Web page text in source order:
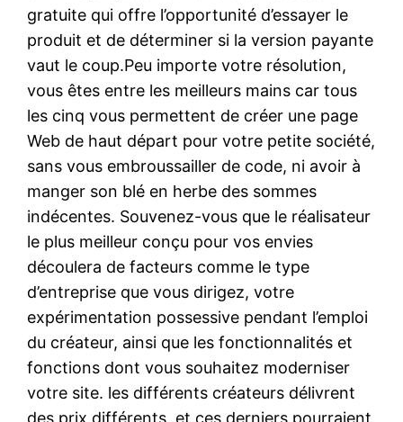
gratuite qui offre l’opportunité d’essayer le
produit et de déterminer si la version payante
vaut le coup.Peu importe votre résolution,
vous êtes entre les meilleurs mains car tous
les cinq vous permettent de créer une page
Web de haut départ pour votre petite société,
sans vous embroussailler de code, ni avoir à
manger son blé en herbe des sommes
indécentes. Souvenez-vous que le réalisateur
le plus meilleur conçu pour vos envies
découlera de facteurs comme le type
d’entreprise que vous dirigez, votre
expérimentation possessive pendant l’emploi
du créateur, ainsi que les fonctionnalités et
fonctions dont vous souhaitez moderniser
votre site. les différents créateurs délivrent
des prix différents, et ces derniers pourraient